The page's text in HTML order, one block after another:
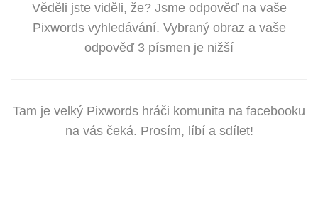
Věděli jste viděli, že? Jsme odpověď na vaše
Pixwords vyhledávání. Vybraný obraz a vaše
odpověď 3 písmen je nižší
Tam je velký Pixwords hráči komunita na facebooku
na vás čeká. Prosím, líbí a sdílet!